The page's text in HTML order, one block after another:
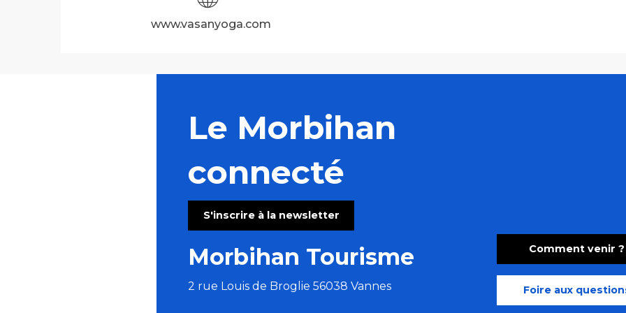
www.vasanyoga.com
Le Morbihan
connecté
S'inscrire à la newsletter
Morbihan Tourisme
2 rue Louis de Broglie 56038 Vannes
Comment venir ?
Foire aux